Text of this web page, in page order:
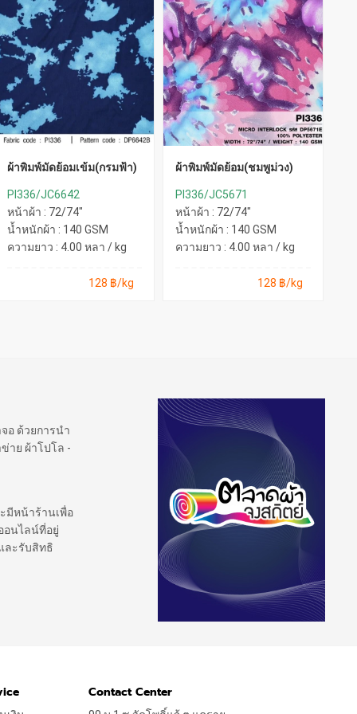
ผ้าพิมพ์มัดย้อมเข้ม(กรมฟ้า)
PI336/JC6642
หน้าผ้า : 72/74"
น้ำหนักผ้า : 140 GSM
ความยาว : 4.00 หลา / kg
128 ฿/kg
ผ้าพิมพ์มัดย้อม(ชมพูม่วง)
PI336/JC5671
หน้าผ้า : 72/74"
น้ำหนักผ้า : 140 GSM
ความยาว : 4.00 หลา / kg
128 ฿/kg
อ ด้วยการนำ
าย ผ้าโปโล -
มีหน้าร้านเพื่อ
อนไลน์ที่อยู่
ละรับสิทธิ
Contact Center